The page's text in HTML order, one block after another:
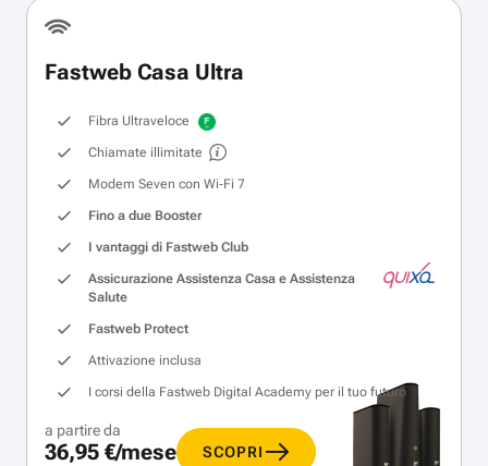
Fastweb Casa Ultra
Fibra Ultraveloce
Chiamate illimitate
Modem Seven con Wi‑Fi 7
Fino a due Booster
I vantaggi di Fastweb Club
Assicurazione Assistenza Casa e Assistenza
Salute
Fastweb Protect
Attivazione inclusa
I corsi della Fastweb Digital Academy per il tuo futuro
a partire da
36,95 €/mese SCOPRI